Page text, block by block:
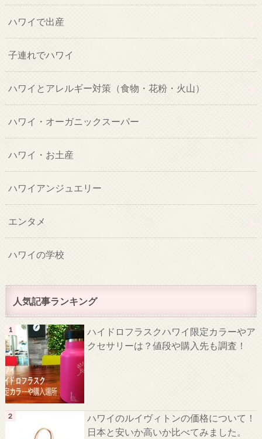
ハワイで出産
子連れでハワイ
ハワイとアレルギー対策（食物・花粉・火山）
ハワイ・オーガニックスーパー
ハワイ・お土産
ハワイアンジュエリー
エンタメ
ハワイの学校
人気記事ランキング
ハイドロフラスクハワイ限定カラーやア
クセサリーは？値段や購入先も調査！
ハワイのルイヴィトンの価格について！
日本と安いか高いか比べてみました。